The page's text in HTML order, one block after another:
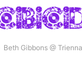
Beth Gibbons @